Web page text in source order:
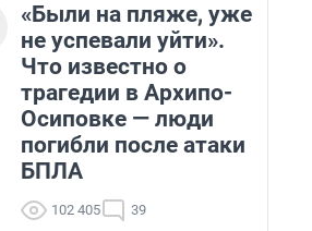
«Были на пляже, уже
не успевали уйти».
Что известно о
трагедии в Архипо-
Осиповке — люди
погибли после атаки
БПЛА
102 405 39